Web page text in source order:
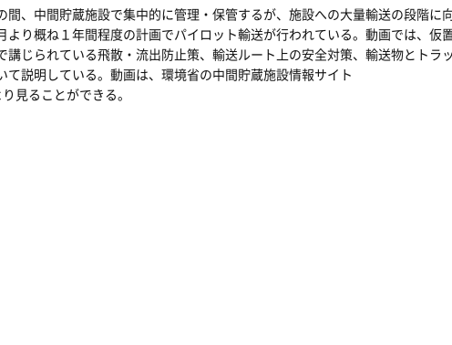
、中間貯蔵施設で集中的に管理・保管するが、施設への大量輸送の段階に
り概ね１年間程度の計画でパイロット輸送が行われている。動画では、仮
講じられている飛散・流出防止策、輸送ルート上の安全対策、輸送物とトラ
説明している。動画は、環境省の中間貯蔵施設情報サイト
見ることができる。